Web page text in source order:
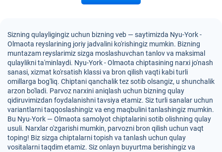
Sizning qulayligingiz uchun bizning veb — saytimizda Nyu-York -
Olmaota reyslarining joriy jadvalini ko'rishingiz mumkin. Bizning
muntazam reyslarimiz sizga moslashuvchan tanlov va maksimal
qulaylikni ta'minlaydi. Nyu-York - Olmaota chiptasining narxi jo'nash
sanasi, xizmat ko'rsatish klassi va bron qilish vaqti kabi turli
omillarga bog'liq. Chiptani qanchalik tez sotib olsangiz, u shunchalik
arzon bo'ladi. Parvoz narxini aniqlash uchun bizning qulay
qidiruvimizdan foydalanishni tavsiya etamiz. Siz turli sanalar uchun
variantlarni taqqoslashingiz va eng maqbulini tanlashingiz mumkin.
Bu Nyu-York — Olmaota samolyot chiptalarini sotib olishning qulay
usuli. Narxlar o'zgarishi mumkin, parvozni bron qilish uchun vaqt
toping! Biz sizga chiptalarni topish va tanlash uchun qulay
vositalarni taqdim etamiz. Siz onlayn buyurtma berishingiz va